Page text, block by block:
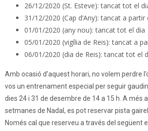
26/12/2020 (St. Esteve): tancat tot el
31/12/2020 (Cap d’Any): tancat a partir
01/01/2020 (any nou): tancat tot el dia
05/01/2020 (vigília de Reis): tancat a
06/01/2020 (dia de Reis): tancat tot el
Amb ocasió d’aquest horari, no volem perdre
vos un entrenament especial per seguir
dies 24 i 31 de desembre de 14 a 15 h. A més
setmanes de Nadal, es pot reservar pista
Només cal que reserveu a través del següent